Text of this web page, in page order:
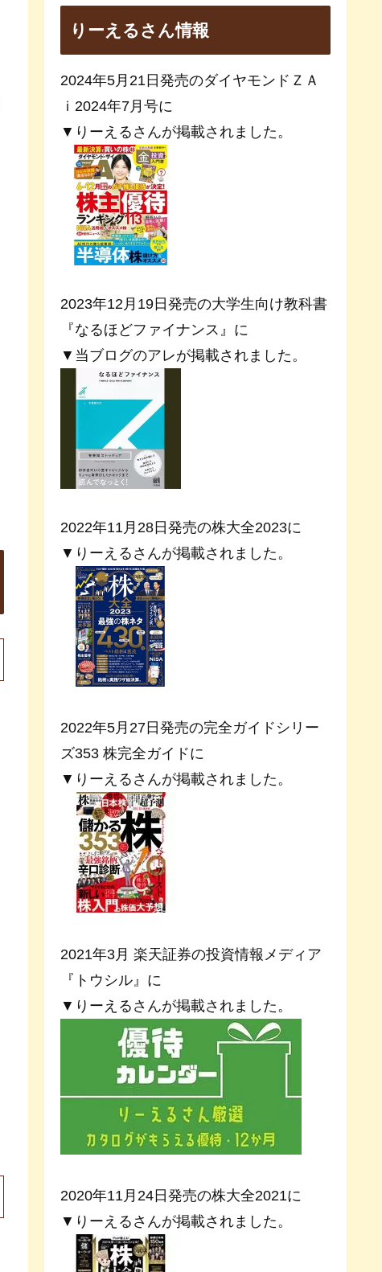
りーえるさん情報
2024年5月21日発売のダイヤモンドＺＡ
ｉ2024年7月号に
▼りーえるさんが掲載されました。
2023年12月19日発売の大学生向け教科書
『なるほどファイナンス』に
▼当ブログのアレが掲載されました。
2022年11月28日発売の株大全2023に
▼りーえるさんが掲載されました。
2022年5月27日発売の完全ガイドシリー
ズ353 株完全ガイドに
▼りーえるさんが掲載されました。
2021年3月 楽天証券の投資情報メディア
『トウシル』に
▼りーえるさんが掲載されました。
2020年11月24日発売の株大全2021に
▼りーえるさんが掲載されました。